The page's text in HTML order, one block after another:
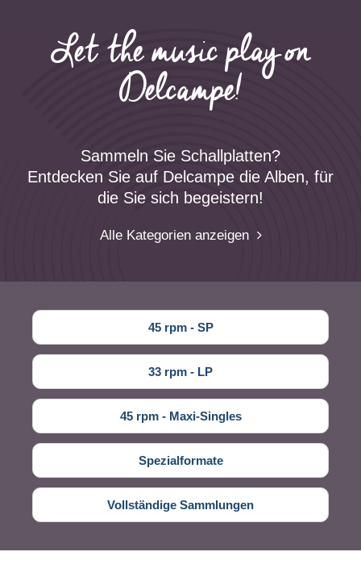
Let the music play on
Delcampe!
Sammeln Sie Schallplatten?
Entdecken Sie auf Delcampe die Alben, für
die Sie sich begeistern!
Alle Kategorien anzeigen
45 rpm - SP
33 rpm - LP
45 rpm - Maxi-Singles
Spezialformate
Vollständige Sammlungen